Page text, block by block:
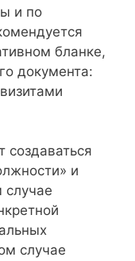
и по
бланке,
документа:
и
случае
случае